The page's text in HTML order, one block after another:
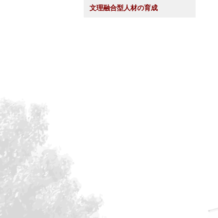
文理融合型人材の育成